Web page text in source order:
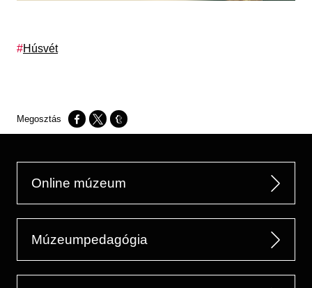
Címkék
Húsvét
Opens in a new window
Opens in a new window
Opens in a new window
Online múzeum
Múzeumpedagógia